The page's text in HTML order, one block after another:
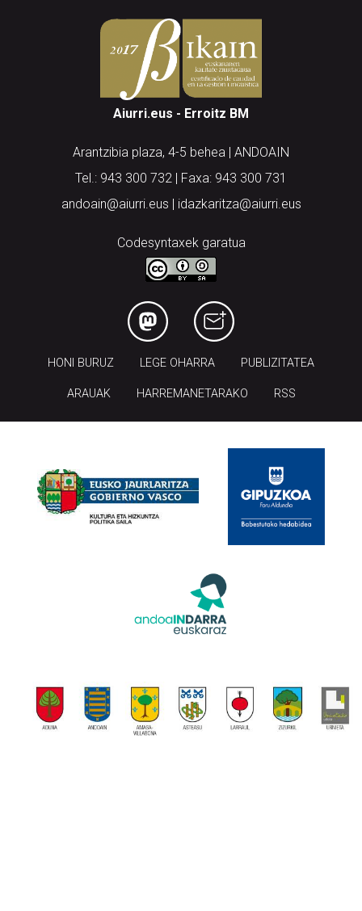
Aiurri.eus - Erroitz BM
Arantzibia plaza, 4-5 behea | ANDOAIN
Tel.: 943 300 732 | Faxa: 943 300 731
andoain@aiurri.eus | idazkaritza@aiurri.eus
Codesyntaxek garatua
HONI BURUZ LEGE OHARRA PUBLIZITATEA
ARAUAK HARREMANETARAKO RSS